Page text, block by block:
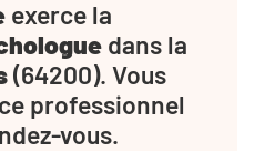
exerce la
dans la
(64200). Vous
professionnel
vous.